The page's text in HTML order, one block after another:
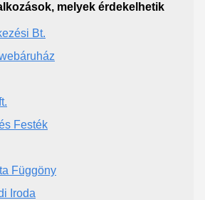
melyek érdekelhetik
Bt.
Festék
Függöny
Iroda